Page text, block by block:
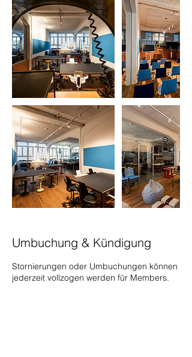
Umbuchung & Kündigung
Stornierungen oder Umbuchungen können
jederzeit vollzogen werden für Members.